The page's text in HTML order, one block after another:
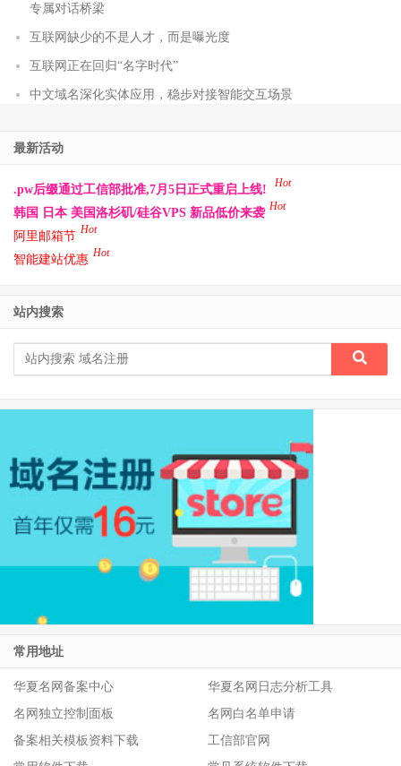
专属对话桥梁
互联网缺少的不是人才，而是曝光度
互联网正在回归“名字时代”
中文域名深化实体应用，稳步对接智能交互场景
最新活动
.pw后缀通过工信部批准,7月5日正式重启上线! Hot
韩国 日本 美国洛杉矶/硅谷VPS 新品低价来袭 Hot
阿里邮箱节 Hot
智能建站优惠 Hot
站内搜索
常用地址
华夏名网备案中心
华夏名网日志分析工具
名网独立控制面板
名网白名单申请
备案相关模板资料下载
工信部官网